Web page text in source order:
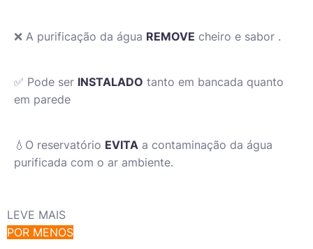
❌ A purificação da água REMOVE cheiro e sabor .
✅ Pode ser INSTALADO tanto em bancada quanto
em parede
💧O reservatório EVITA a contaminação da água
purificada com o ar ambiente.
LEVE MAIS
POR MENOS